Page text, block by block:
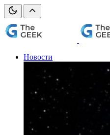
Новости